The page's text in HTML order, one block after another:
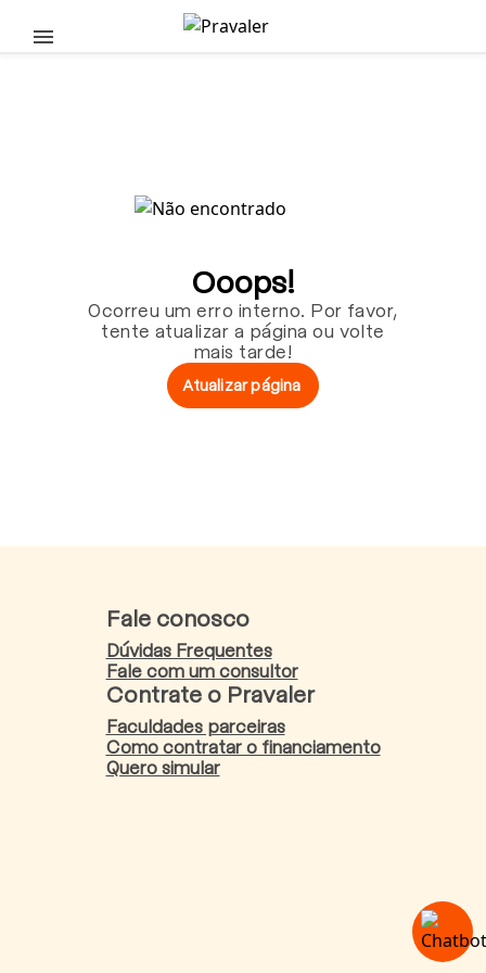
Pular para o conteúdo principal
Ooops!
Ocorreu um erro interno. Por favor,
tente atualizar a página ou volte
mais tarde!
Atualizar página
Fale conosco
Dúvidas Frequentes
Fale com um consultor
Contrate o Pravaler
Faculdades parceiras
Como contratar o financiamento
Quero simular